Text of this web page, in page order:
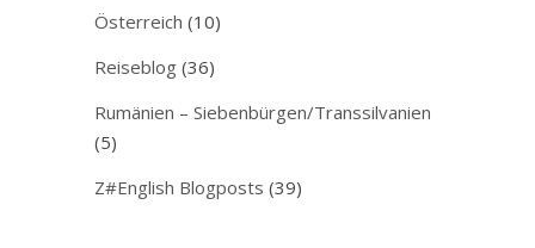
Österreich (10)
Reiseblog (36)
Rumänien – Siebenbürgen/Transsilvanien
(5)
Z#English Blogposts (39)